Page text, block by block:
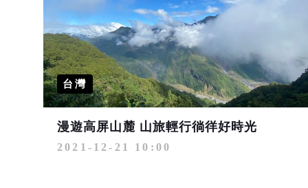
台灣
漫遊高屏山麓 山旅輕行徜徉好時光
2021-12-21 10:00